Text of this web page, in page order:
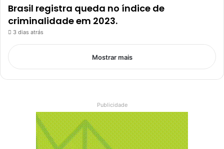
Brasil registra queda no índice de
criminalidade em 2023.
3 dias atrás
Mostrar mais
Publicidade